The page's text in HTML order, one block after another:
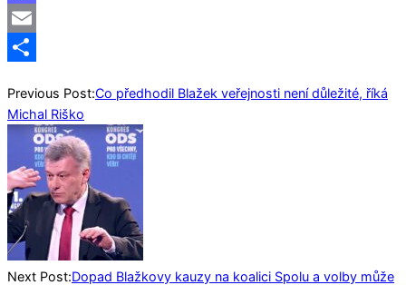
Mastodon
Email
Previous Post:Co předhodil Blažek veřejnosti není důležité, říká
Michal Riško
Next Post:Dopad Blažkovy kauzy na koalici Spolu a volby může